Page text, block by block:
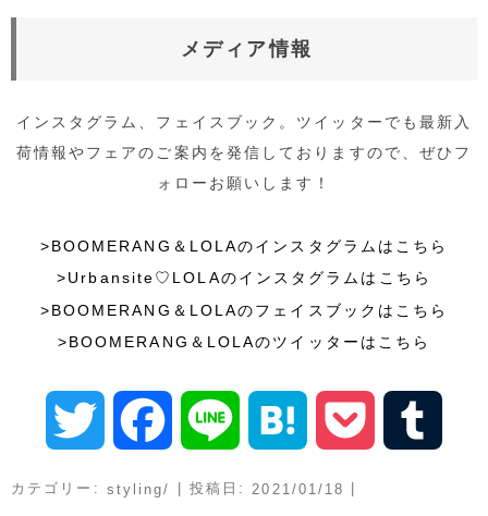
メディア情報
インスタグラム、フェイスブック。ツイッターでも最新入
荷情報やフェアのご案内を発信しておりますので、ぜひフ
ォローお願いします！
>BOOMERANG＆LOLAのインスタグラムはこちら
>Urbansite♡LOLAのインスタグラムはこちら
>BOOMERANG＆LOLAのフェイスブックはこちら
>BOOMERANG＆LOLAのツイッターはこちら
a
カテゴリー: styling/ | 投稿日: 2021/01/18